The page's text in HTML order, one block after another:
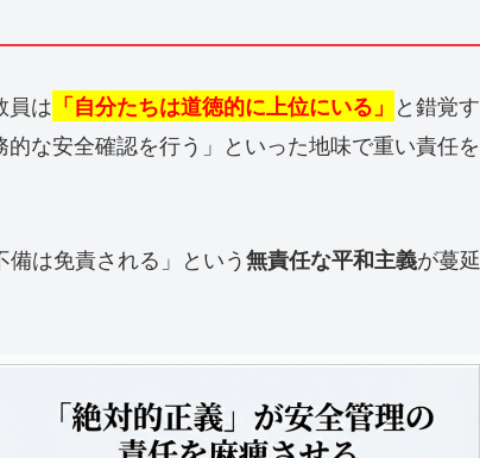
員は 「自分たちは道徳的に上位にいる」 と錯覚す
な安全確認を行う」といった地味で重い責任を
備は免責される」という無責任な平和主義が蔓延